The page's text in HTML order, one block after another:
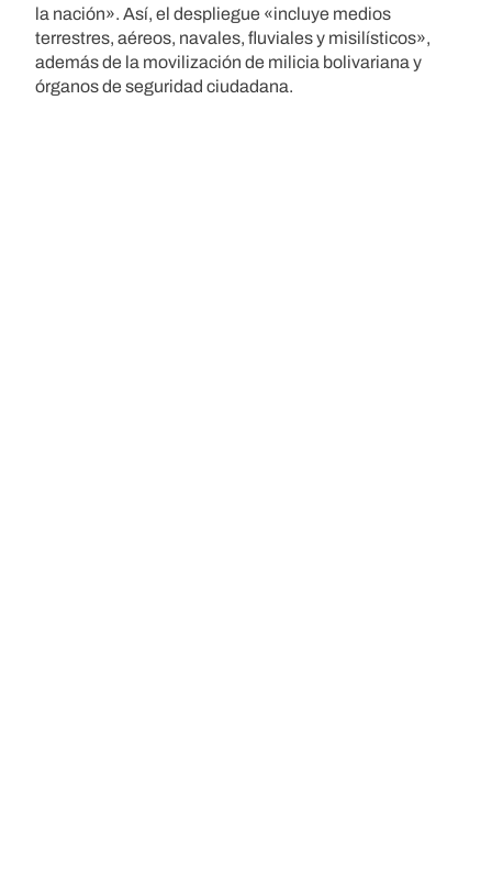
la nación». Así, el despliegue «incluye medios
terrestres, aéreos, navales, fluviales y misilísticos»,
además de la movilización de milicia bolivariana y
órganos de seguridad ciudadana.